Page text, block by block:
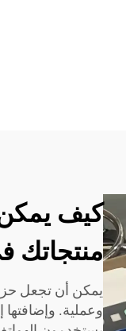
كيف
منتجاتك
يمكن أن تجعل حزم
وعملية. وإضافتها